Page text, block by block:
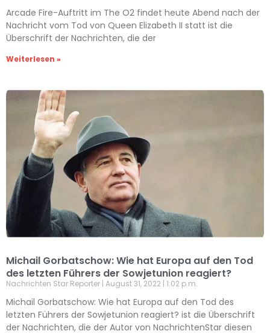
Arcade Fire-Auftritt im The O2 findet heute Abend nach der
Nachricht vom Tod von Queen Elizabeth II statt ist die
Überschrift der Nachrichten, die der
Weiterlesen »
Michail Gorbatschow: Wie hat Europa auf den Tod
des letzten Führers der Sowjetunion reagiert?
Nachrichten Star Reporter August 31, 2022 1:02 p.m.
Michail Gorbatschow: Wie hat Europa auf den Tod des
letzten Führers der Sowjetunion reagiert? ist die Überschrift
der Nachrichten, die der Autor von NachrichtenStar diesen